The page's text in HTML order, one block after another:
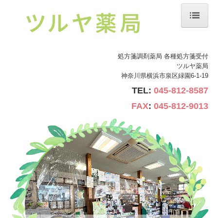
処方箋の受付
お問い合わせ
お薬手帳について
処方箋調剤薬局について
おすすめ商品案内
処方箋調剤薬局 各種処方箋受付
ツルヤ薬局
神奈川県横浜市泉区緑園6-1-19
TEL: 045-812-8587
FAX: 045-812-9013